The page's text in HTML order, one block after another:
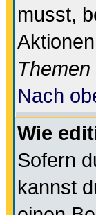
musst,
Nach
Wie
Sofern
kannst